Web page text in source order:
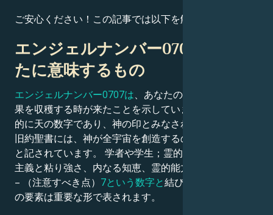
ご安心ください！この記事では以下を解説します：
エンジェルナンバー0707があな
たに意味するもの
エンジェルナンバー0707は、あなたの努力と苦労の成
果を収穫する時が来たことを示しています。これは基本
的に天の数字であり、神の印とみなされています。また
旧約聖書には、神が全宇宙を創造するのに
と記されています。 学者や学生；霊的な目覚め；個人
主義と粘り強さ、内なる知恵、霊的能力；忍耐力；自信
– （注意すべき点） 7という数字と結びつく時、これら
の要素は重要な形で表されます。